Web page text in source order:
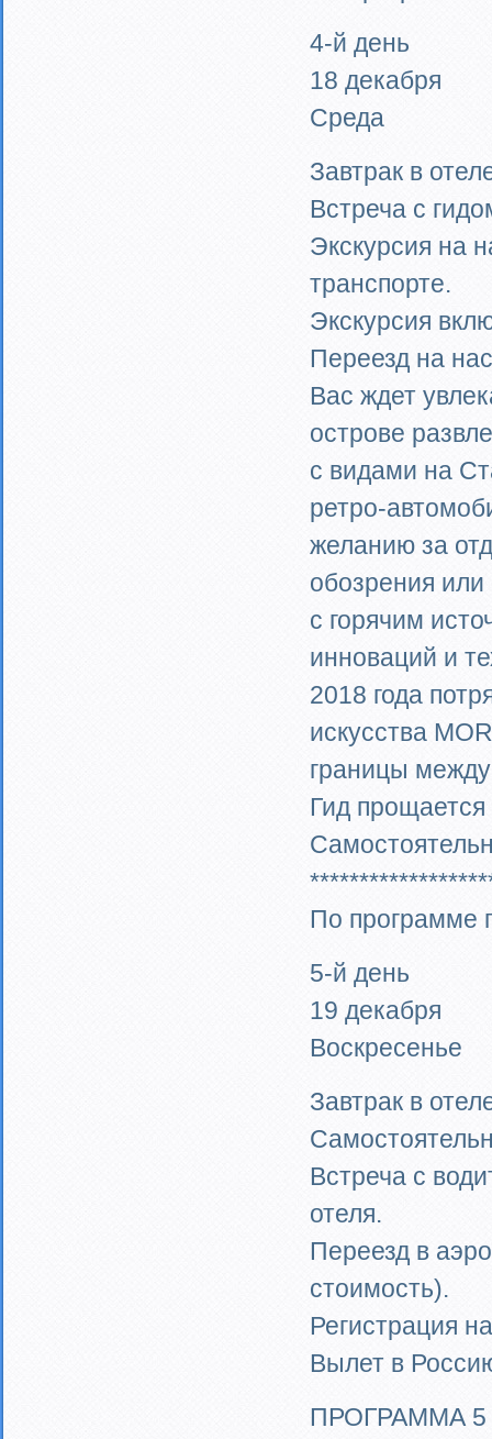
4-й день
18 декабря
Среда
Завтрак в
Встреча с
Экскурсия на
транспорте.
Экскурсия
Переезд на
Вас ждет
острове
с видами на
ретро-
желанию за
обозрения или
с горячим
инноваций и
2018 года
искусства
границы
Гид
По программе
5-й день
19 декабря
Воскресенье
Завтрак в
Встреча с
отеля.
Переезд в
стоимость).
Регистрация
Вылет в
ПРОГРАММА